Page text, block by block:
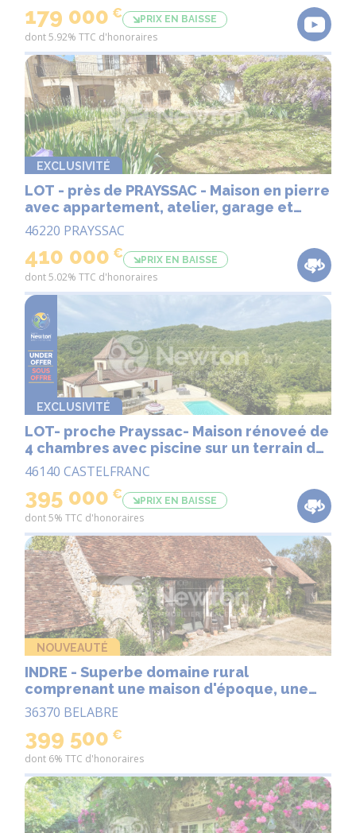
179 000 € PRIX EN BAISSE
dont 5.92% TTC d'honoraires
EXCLUSIVITÉ
LOT - près de PRAYSSAC - Maison en pierre
avec appartement, atelier, garage et
piscine
46220 PRAYSSAC
410 000 € PRIX EN BAISSE
dont 5.02% TTC d'honoraires
EXCLUSIVITÉ
LOT- proche Prayssac- Maison rénoveé de
4 chambres avec piscine sur un terrain de
0,96H
46140 CASTELFRANC
395 000 € PRIX EN BAISSE
dont 5% TTC d'honoraires
NOUVEAUTÉ
INDRE - Superbe domaine rural
comprenant une maison d'époque, une
grange réaménagée, une piscine chauffée
et 5 hectares.
36370 BELABRE
399 500 €
dont 6% TTC d'honoraires